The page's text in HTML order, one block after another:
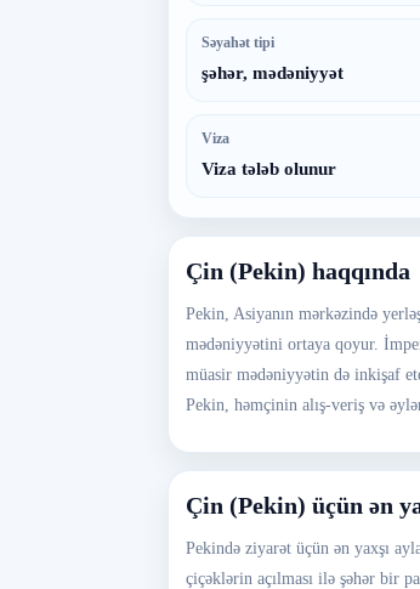
Səyahət tipi
şəhər, mədəniyyət
Viza
Viza tələb olunur
Çin (Pekin) haqqında
Pekin, Asiyanın mərkəzində
mədəniyyətini ortaya qoyur.
müasir mədəniyyətin də inkişaf
Pekin, həmçinin alış-veriş və
Çin (Pekin) üçün ən
Pekində ziyarət üçün ən yaxşı
çiçəklərin açılması ilə şəhər bir